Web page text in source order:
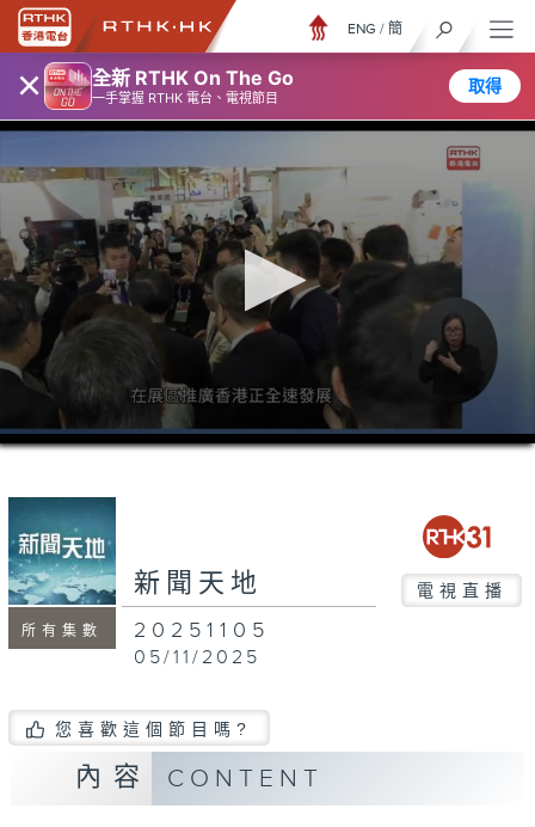
× 全新 RTHK On The Go
一手掌握 RTHK 電台、電視節目
取得
ENG / 簡
0
seconds
minutes,
seconds
所有集數
新聞天地 電視直播
20251105
05/11/2025
您喜歡這個節目嗎?
內容 CONTENT